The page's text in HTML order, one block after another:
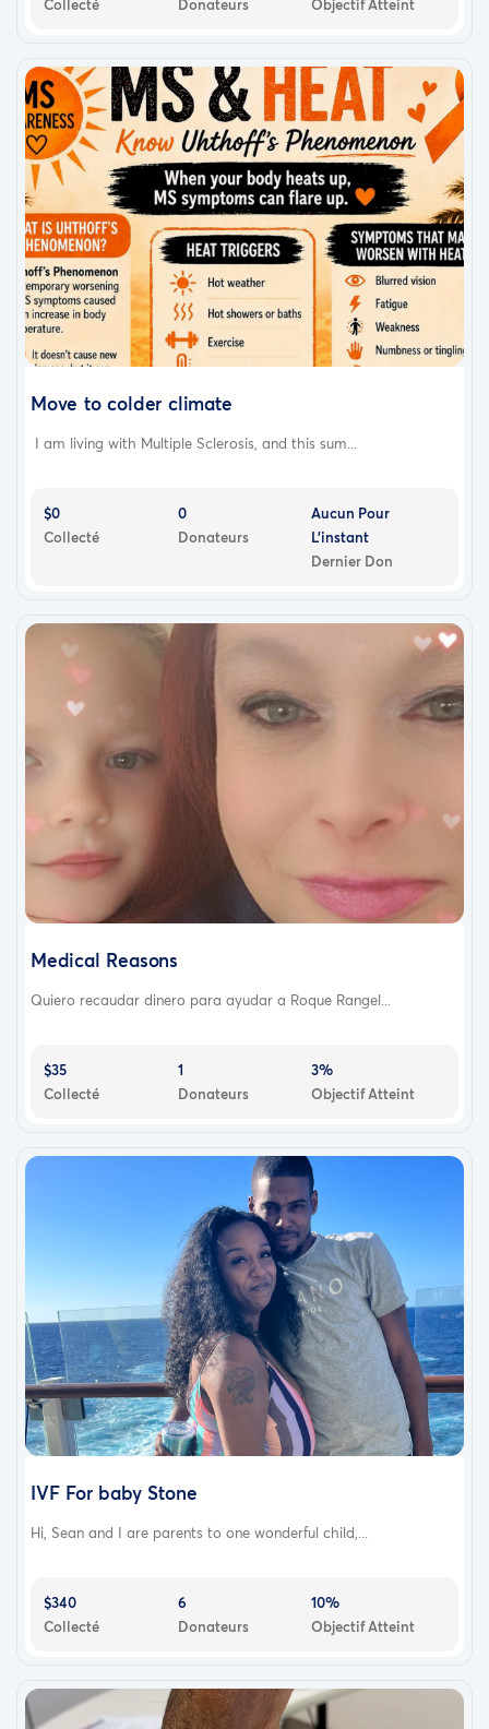
Collecté Donateurs Objectif Atteint
Move to colder climate
I am living with Multiple Sclerosis, and this sum...
$0
Collecté
0
Donateurs
Aucun Pour
L'instant
Dernier Don
Medical Reasons
Quiero recaudar dinero para ayudar a Roque Rangel...
$35
Collecté
1
Donateurs
3%
Objectif Atteint
IVF For baby Stone
Hi, Sean and I are parents to one wonderful child,...
$340
Collecté
6
Donateurs
10%
Objectif Atteint